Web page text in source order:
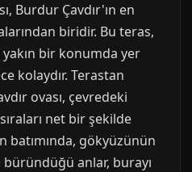
Burdur Çavdır'ın en
biridir. Bu teras,
bir konumda yer
kolaydır. Terastan
ovası, çevredeki
net bir şekilde
batımında, gökyüzünün
anlar, burayı